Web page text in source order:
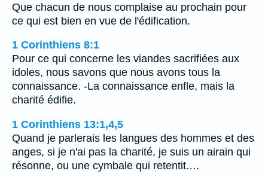
Que chacun de nous complaise au prochain pour
ce qui est bien en vue de l'édification.
1 Corinthiens 8:1
Pour ce qui concerne les viandes sacrifiées aux
idoles, nous savons que nous avons tous la
connaissance. -La connaissance enfle, mais la
charité édifie.
1 Corinthiens 13:1,4,5
Quand je parlerais les langues des hommes et des
anges, si je n'ai pas la charité, je suis un airain qui
résonne, ou une cymbale qui retentit.…